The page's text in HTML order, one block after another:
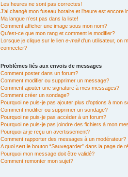
Les heures ne sont pas correctes!
J’ai changé mon fuseau horaire et l’heure est encore
Ma langue n’est pas dans la liste!
Comment afficher une image sous mon nom?
Qu’est-ce que mon rang et comment le modifier?
Lorsque je clique sur le lien e-maild’un utilisateur, on
connecter?
Problèmes liés aux envois de messages
Comment poster dans un forum?
Comment modifier ou supprimer un message?
Comment ajouter une signature à mes messages?
Comment créer un sondage?
Pourquoi ne puis-je pas ajouter plus d’options à mon
Comment modifier ou supprimer un sondage?
Pourquoi ne puis-je pas accéder à un forum?
Pourquoi ne puis-je pas joindre des fichiers à mon
Pourquoi ai-je reçu un avertissement?
Comment rapporter des messages à un modérateur?
A quoi sert le bouton “Sauvegarder” dans la page de
Pourquoi mon message doit être validé?
Comment remonter mon sujet?